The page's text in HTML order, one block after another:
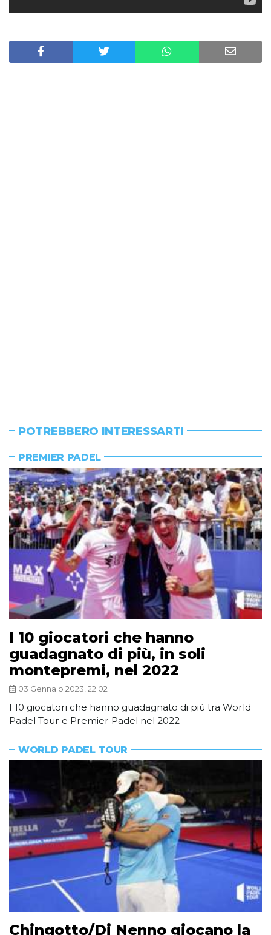
POTREBBERO INTERESSARTI
PREMIER PADEL
I 10 giocatori che hanno
guadagnato di più, in soli
montepremi, nel 2022
03 Gennaio 2023, 22:02
I 10 giocatori che hanno guadagnato di più tra World
Padel Tour e Premier Padel nel 2022
WORLD PADEL TOUR
Chingotto/Di Nenno giocano la